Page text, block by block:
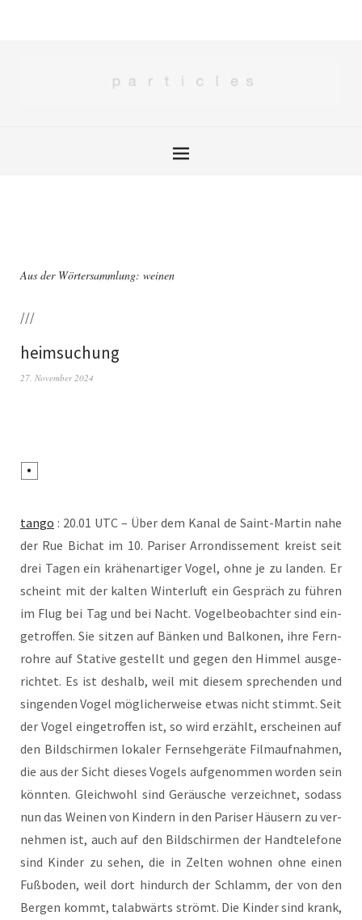
Aus der Wörtersammlung: weinen
///
heimsuchung
27. November 2024
tan­go : 20.01 UTC – Über dem Kanal de Saint-Mar­tin nahe
der Rue Bichat im 10. Pari­ser Arron­dis­se­ment kreist seit
drei Tagen ein krä­hen­ar­ti­ger Vogel, ohne je zu lan­den. Er
scheint mit der kal­ten Win­ter­luft ein Gespräch zu füh­ren
im Flug bei Tag und bei Nacht. Vogel­be­ob­ach­ter sind ein­
ge­trof­fen. Sie sit­zen auf Bän­ken und Bal­ko­nen, ihre Fern­
roh­re auf Sta­ti­ve gestellt und gegen den Him­mel aus­ge­
rich­tet. Es ist des­halb, weil mit die­sem spre­chen­den und
sin­gen­den Vogel mög­li­cher­wei­se etwas nicht stimmt. Seit
der Vogel ein­ge­trof­fen ist, so wird erzählt, erschei­nen auf
den Bild­schir­men loka­ler Fern­seh­ge­rä­te Film­auf­nah­men,
die aus der Sicht die­ses Vogels auf­ge­nom­men wor­den sein
könn­ten. Gleich­wohl sind Geräu­sche ver­zeich­net, sodass
nun das Wei­nen von Kin­dern in den Pari­ser Häu­sern zu ver­
neh­men ist, auch auf den Bild­schir­men der Hand­te­le­fo­ne
sind Kin­der zu sehen, die in Zel­ten woh­nen ohne einen
Fuß­bo­den, weil dort hin­durch der Schlamm, der von den
Ber­gen kommt, tal­ab­wärts strömt. Die Kin­der sind krank,